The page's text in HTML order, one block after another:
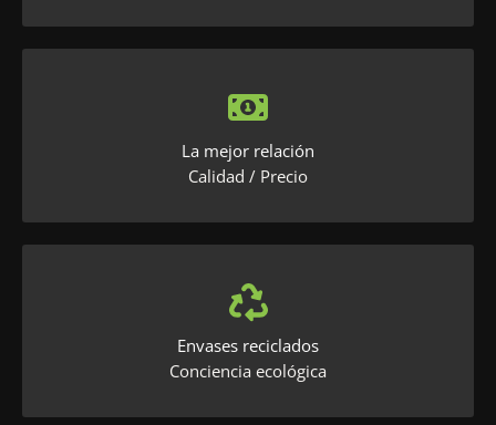
La mejor relación
Calidad / Precio
Envases reciclados
Conciencia ecológica